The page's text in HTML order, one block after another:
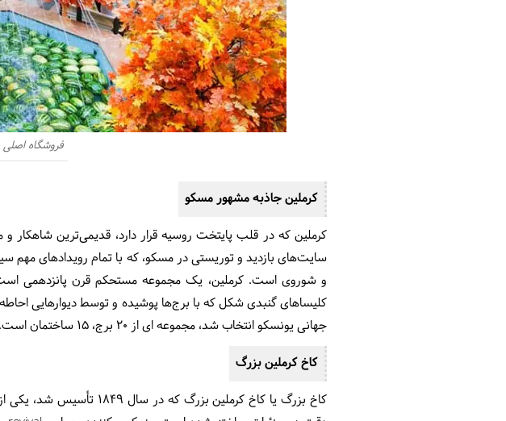
فروشگاه
کرملین جاذبه مشهور مسکو
کرملین که در قلب پایتخت روسیه قرار دارد، قدیمی‌ترین شاهکار
سایت‌های بازدید و توریستی در مسکو، که با تمام رویدادهای مهم
جهانی یونسکو انتخاب شد، مجموعه ای از 20 برج، 15 ساختمان است.
کاخ کرملین بزرگ
کاخ بزرگ یا کاخ کرملین